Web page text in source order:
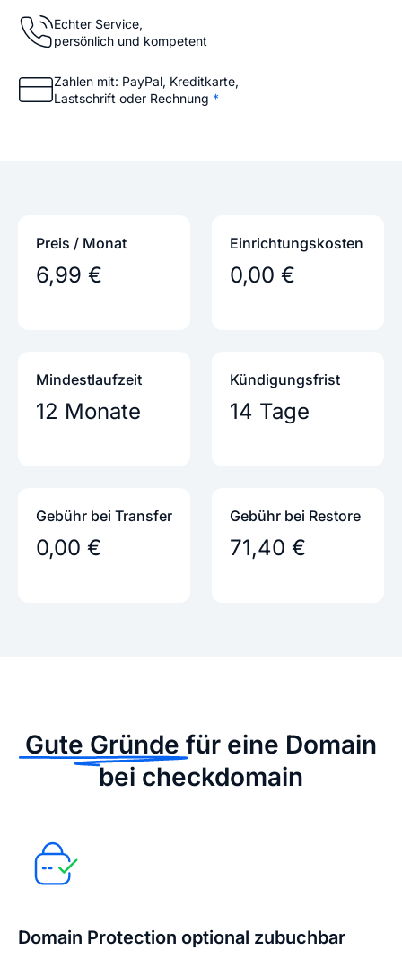
Echter Service,
persönlich und kompetent
Zahlen mit: PayPal, Kreditkarte,
Lastschrift oder Rechnung *
Preis / Monat
6,99 €
Einrichtungs­kosten
0,00 €
Mindestlaufzeit
12 Monate
Kündigungs­frist
14 Tage
Gebühr bei Transfer
0,00 €
Gebühr bei Restore
71,40 €
Gute Gründe für eine Domain
bei checkdomain
Domain Protection optional zubuchbar